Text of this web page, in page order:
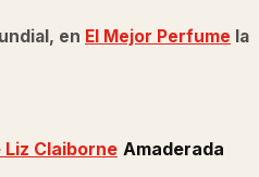
en El Mejor Perfume la
Liz Claiborne Amaderada